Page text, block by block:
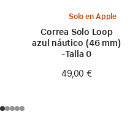
Solo en Apple
Correa Solo Loop
azul náutico (46 mm)
-Talla 0
49,00 €